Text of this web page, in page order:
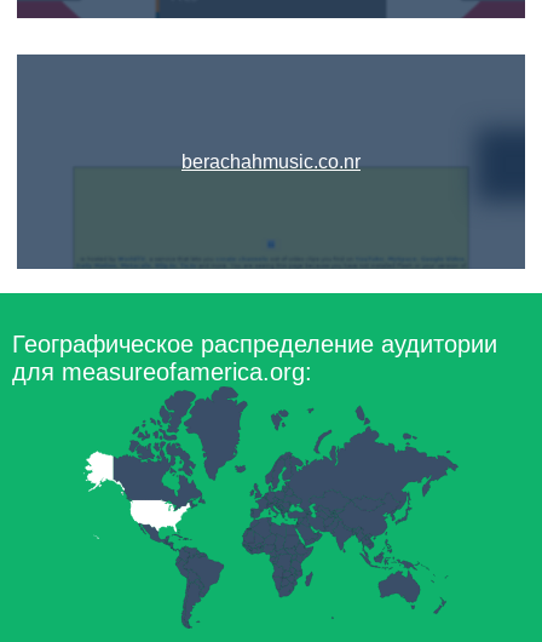
berachahmusic.co.nr
Географическое распределение аудитории
для measureofamerica.org: